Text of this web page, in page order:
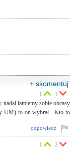
+ skomentuj
łamiemy sobie obcasy
UM) to on wybrał . Kto to
1 1
odpowiedz
1 2